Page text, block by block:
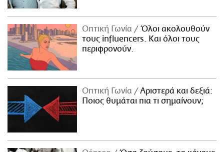
Οπτική Γωνία
Όλοι ακολουθούν
τους influencers. Και όλοι τους
περιφρονούν.
Οπτική Γωνία
Αριστερά και δεξιά:
Ποιος θυμάται πια τι σημαίνουν;